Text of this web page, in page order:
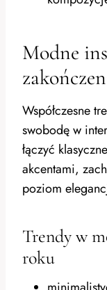
Modne
Współczesne
swobodę w
łączyć
akcentami,
poziom
Trendy w
roku